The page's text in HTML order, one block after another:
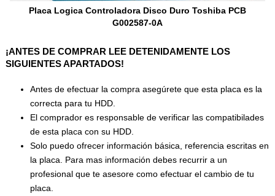
Placa Logica Controladora Disco Duro Toshiba PCB
G002587-0A
¡ANTES DE COMPRAR LEE DETENIDAMENTE LOS
SIGUIENTES APARTADOS!
Antes de efectuar la compra asegúrete que esta placa es la
correcta para tu HDD.
El comprador es responsable de verificar las compatibilades
de esta placa con su HDD.
Solo puedo ofrecer información básica, referencia escritas en
la placa. Para mas información debes recurrir a un
profesional que te asesore como efectuar el cambio de tu
placa.